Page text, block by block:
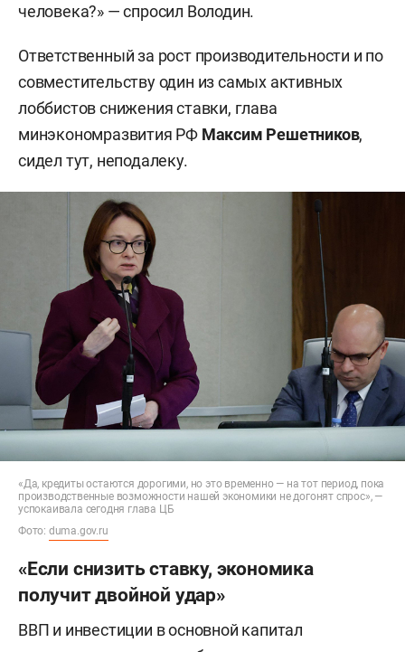
человека?» — спросил Володин.
Ответственный за рост производительности и по
совместительству один из самых активных
лоббистов снижения ставки, глава
минэкономразвития РФ Максим Решетников,
сидел тут, неподалеку.
«Да, кредиты остаются дорогими, но это временно — на тот период, пока
производственные возможности нашей экономики не догонят спрос», —
успокаивала сегодня глава ЦБ
Фото: duma.gov.ru
«Если снизить ставку, экономика
получит двойной удар»
ВВП и инвестиции в основной капитал